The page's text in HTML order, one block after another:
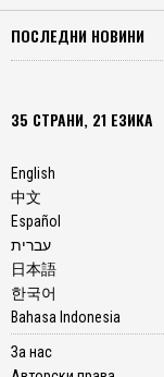
ПОСЛЕДНИ НОВИНИ
35 СТРАНИ, 21 ЕЗИКА
English
中文
Español
עברית
日本語
한국어
Bahasa Indonesia
За нас